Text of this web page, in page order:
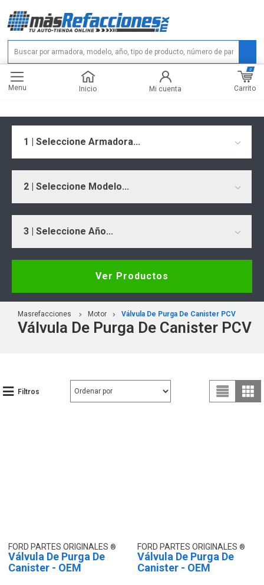
Menu Inicio Mi cuenta Carrito
0
1 | Seleccione Armadora...
2 | Seleccione Modelo...
3 | Seleccione Año...
Ver Productos
Masrefacciones Motor Válvula De Purga De Canister PCV
Válvula De Purga De Canister PCV
Filtros
FORD PARTES ORIGINALES
Válvula De Purga De
Canister - OEM
FORD PARTES ORIGINALES
Válvula De Purga De
Canister - OEM